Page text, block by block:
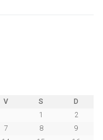
V S
D
1
2
7 8
9